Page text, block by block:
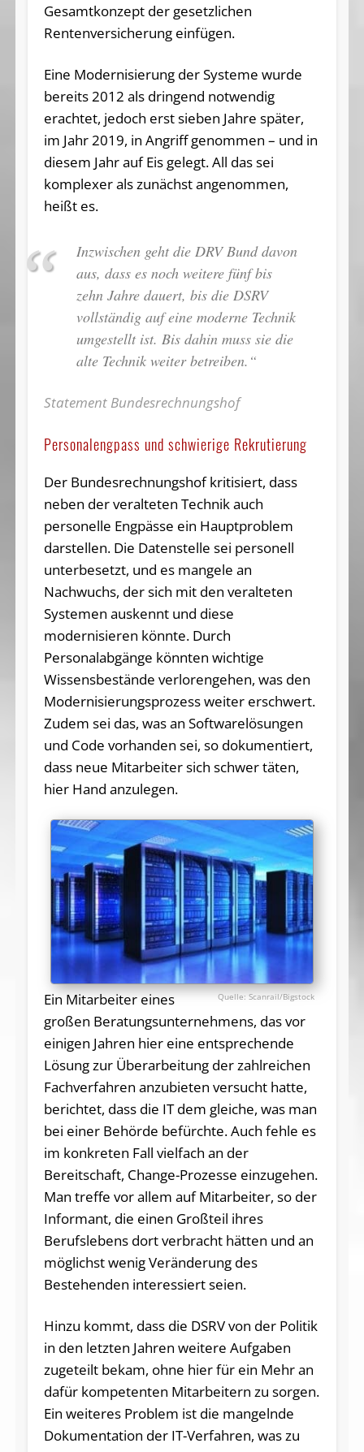
Gesamtkonzept der gesetzlichen
Rentenversicherung einfügen.
Eine Modernisierung der Systeme wurde
bereits 2012 als dringend notwendig
erachtet, jedoch erst sieben Jahre später,
im Jahr 2019, in Angriff genommen – und in
diesem Jahr auf Eis gelegt. All das sei
komplexer als zunächst angenommen,
heißt es.
Inzwischen geht die DRV Bund davon
aus, dass es noch weitere fünf bis
zehn Jahre dauert, bis die DSRV
vollständig auf eine moderne Technik
umgestellt ist. Bis dahin muss sie die
alte Technik weiter betreiben.“
Statement Bundesrechnungshof
Personalengpass und schwierige Rekrutierung
Der Bundesrechnungshof kritisiert, dass
neben der veralteten Technik auch
personelle Engpässe ein Hauptproblem
darstellen. Die Datenstelle sei personell
unterbesetzt, und es mangele an
Nachwuchs, der sich mit den veralteten
Systemen auskennt und diese
modernisieren könnte. Durch
Personalabgänge könnten wichtige
Wissensbestände verlorengehen, was den
Modernisierungsprozess weiter erschwert.
Zudem sei das, was an Softwarelösungen
und Code vorhanden sei, so dokumentiert,
dass neue Mitarbeiter sich schwer täten,
hier Hand anzulegen.
Scanrail/Bigstock
Ein Mitarbeiter eines
großen Beratungsunternehmens, das vor
einigen Jahren hier eine entsprechende
Lösung zur Überarbeitung der zahlreichen
Fachverfahren anzubieten versucht hatte,
berichtet, dass die IT dem gleiche, was man
bei einer Behörde befürchte. Auch fehle es
im konkreten Fall vielfach an der
Bereitschaft, Change-Prozesse einzugehen.
Man treffe vor allem auf Mitarbeiter, so der
Informant, die einen Großteil ihres
Berufslebens dort verbracht hätten und an
möglichst wenig Veränderung des
Bestehenden interessiert seien.
Hinzu kommt, dass die DSRV von der Politik
in den letzten Jahren weitere Aufgaben
zugeteilt bekam, ohne hier für ein Mehr an
dafür kompetenten Mitarbeitern zu sorgen.
Ein weiteres Problem ist die mangelnde
Dokumentation der IT-Verfahren, was zu